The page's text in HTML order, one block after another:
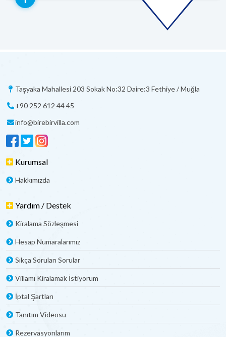
Taşyaka Mahallesi 203 Sokak No:32 Daire:3 Fethiye / Muğla
+90 252 612 44 45
info@birebirvilla.com
Kurumsal
Hakkımızda
Yardım / Destek
Kiralama Sözleşmesi
Hesap Numaralarımız
Sıkça Sorulan Sorular
Villamı Kiralamak İstiyorum
İptal Şartları
Tanıtım Videosu
Rezervasyonlarım